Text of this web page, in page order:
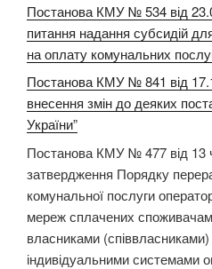
Постанова КМУ № 534 від
питання надання субсидій
на оплату комунальних
Постанова КМУ № 841 від
внесення змін до деяких
України”
Постанова КМУ № 477 від 13
затвердження Порядку
комунальної послуги
мереж сплачених
власниками
індивідуальними системами